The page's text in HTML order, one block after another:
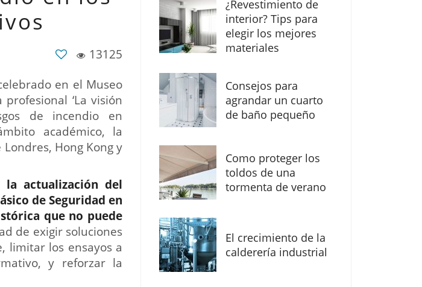
13125
en el Museo
‘La visión
de incendio en
académico, la
Hong Kong y
la actualización del
de Seguridad en
que no puede
de exigir soluciones
limitar los ensayos a
y reforzar la
¿Revestimiento de
interior? Tips para
elegir los mejores
materiales
Consejos para
agrandar un cuarto
de baño pequeño
Como proteger los
toldos de una
tormenta de verano
El crecimiento de la
calderería industrial